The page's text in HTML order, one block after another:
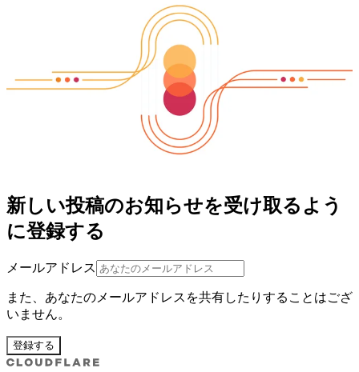
新しい投稿のお知らせを受け取るよう
に登録する
メールアドレス
また、あなたのメールアドレスを共有したりすることはござ
いません。
登録する